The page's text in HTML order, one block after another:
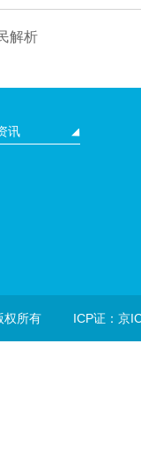
解析
讯
权所有 ICP证：京